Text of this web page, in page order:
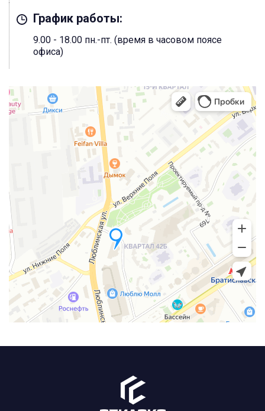
График работы:
9.00 - 18.00 пн.-пт. (время в часовом поясе
офиса)